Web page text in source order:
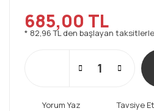
685,00 TL
* 82,96 TL den başlayan
Yorum Yaz Tavsiye Et